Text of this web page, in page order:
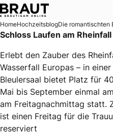
Die romantischten Burgen
HomeHochzeitsblogDie romantischten
Schloss Laufen am Rheinfall
Erlebt den Zauber des
Wasserfall Europas – in
Bleulersaal bietet Platz für
Mai bis September einmal
am Freitagnachmittag statt.
ist einen Freitag für die
reserviert